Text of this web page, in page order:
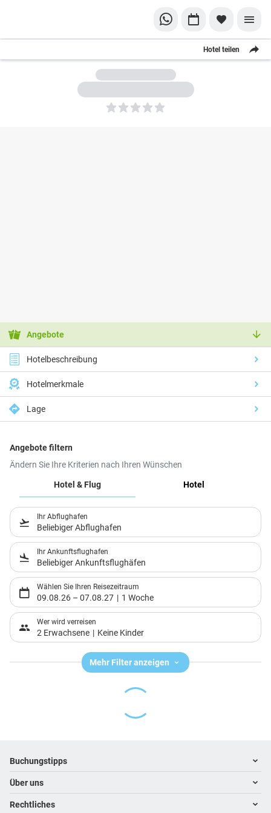
Hotel teilen
5
Angebote
Hotelbeschreibung
Hotelmerkmale
Lage
Angebote filtern
Ändern Sie Ihre Kriterien nach Ihren Wünschen
Hotel & Flug
Hotel
Ihr Abflughafen
Beliebiger Abflughafen
Ihr Ankunftsflughafen
Beliebiger Ankunftsflughäfen
Wählen Sie Ihren Reisezeitraum
09.08.26 – 07.08.27 1 Woche
Wer wird verreisen
2 Erwachsene Keine Kinder
Mehr Filter anzeigen
Footer navigation
Buchungstipps
Warum im Reisebüro buchen
Hoteltipps
Über uns
Kontakt
Rechtliches